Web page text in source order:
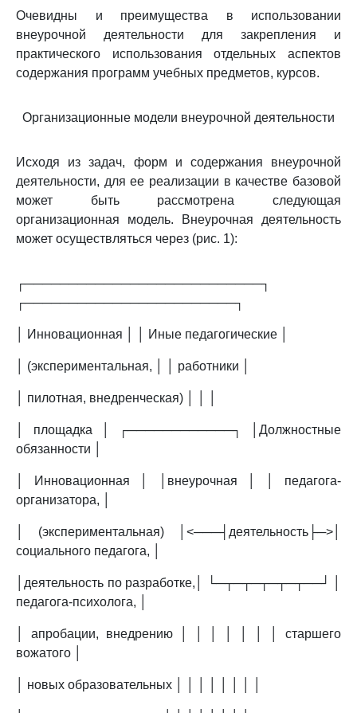
Очевидны и преимущества в использовании
внеурочной деятельности для закрепления и
практического использования отдельных аспектов
содержания программ учебных предметов, курсов.
Организационные модели внеурочной деятельности
Исходя из задач, форм и содержания внеурочной
деятельности, для ее реализации в качестве базовой
может быть рассмотрена следующая
организационная модель. Внеурочная деятельность
может осуществляться через (рис. 1):
┌───────────────────────────┐
┌────────────────────────┐
│ Инновационная │ │ Иные педагогические │
│ (экспериментальная, │ │ работники │
│ пилотная, внедренческая) │ │ │
│ площадка │ ┌────────────┐ │Должностные
обязанности │
│ Инновационная │ │внеурочная │ │ педагога-
организатора, │
│ (экспериментальная) │<───┤деятельность├─>│
социального педагога, │
│деятельность по разработке,│ └─┬─┬─┬─┬─┬──┘ │
педагога-психолога, │
│ апробации, внедрению │ │ │ │ │ │ │ старшего
вожатого │
│ новых образовательных │ │ │ │ │ │ │ │